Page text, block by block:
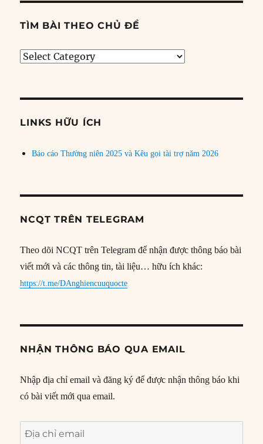
TÌM BÀI THEO CHỦ ĐỀ
Tìm
đề
LINKS HỮU ÍCH
Báo cáo Thường niên 2025 và Kêu gọi tài trợ năm 2026
NCQT TRÊN TELEGRAM
Theo dõi NCQT trên Telegram để nhận được thông báo bài
viết mới và các thông tin, tài liệu… hữu ích khác:
https://t.me/DAnghiencuuquocte
NHẬN THÔNG BÁO QUA EMAIL
Nhập địa chỉ email và đăng ký để được nhận thông báo khi
có bài viết mới qua email.
Địa